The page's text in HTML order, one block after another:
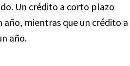
Un crédito a corto plazo
mientras que un crédito a
año.